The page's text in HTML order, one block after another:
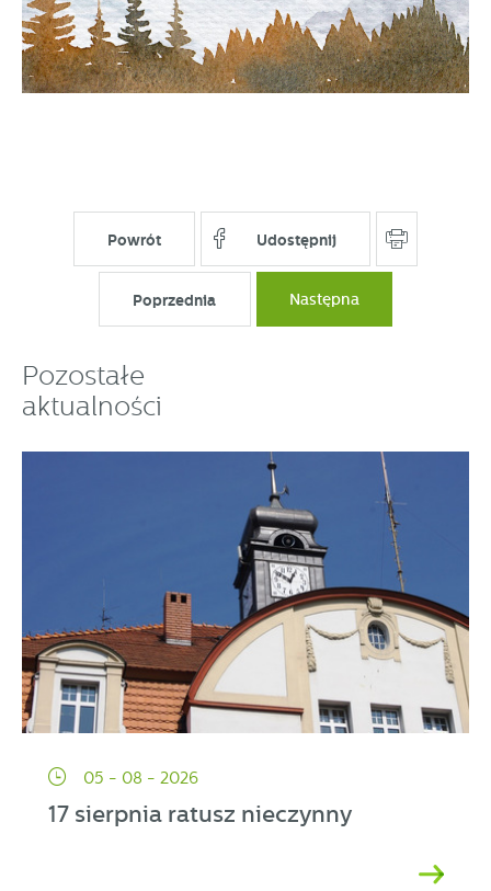
Powrót Udostępnij
Poprzednia Następna
Pozostałe
aktualności
05 - 08 - 2026
17 sierpnia ratusz nieczynny